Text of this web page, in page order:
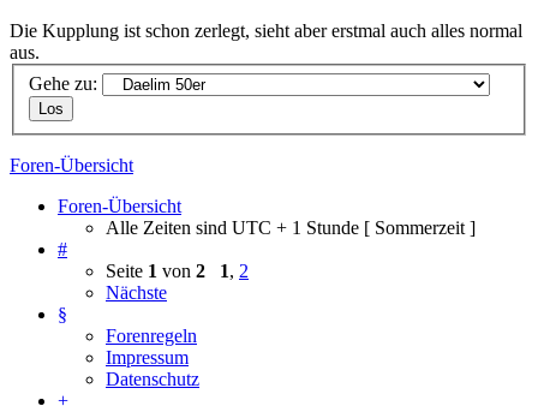
Die Kupplung ist schon zerlegt, sieht aber erstmal auch alles normal
aus.
Gehe zu:
Foren-Übersicht
Foren-Übersicht
Alle Zeiten sind UTC + 1 Stunde [ Sommerzeit ]
#
Seite 1 von 2 1, 2
Nächste
§
Forenregeln
Impressum
Datenschutz
+